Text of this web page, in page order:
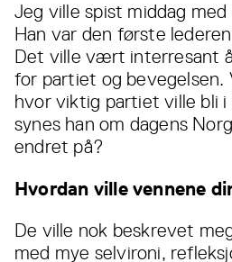
Jeg ville spist middag
Han var den første
Det ville vært interresant
for partiet og bevegelsen.
hvor viktig partiet ville bli
synes han om dagens
endret på?
Hvordan ville vennene
De ville nok beskrevet
med mye selvironi,